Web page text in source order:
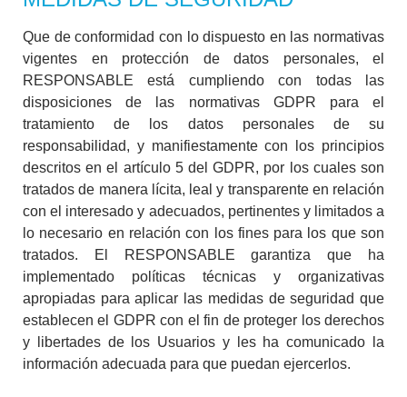
Que de conformidad con lo dispuesto en las normativas
vigentes en protección de datos personales, el
RESPONSABLE está cumpliendo con todas las
disposiciones de las normativas GDPR para el
tratamiento de los datos personales de su
responsabilidad, y manifiestamente con los principios
descritos en el artículo 5 del GDPR, por los cuales son
tratados de manera lícita, leal y transparente en relación
con el interesado y adecuados, pertinentes y limitados a
lo necesario en relación con los fines para los que son
tratados. El RESPONSABLE garantiza que ha
implementado políticas técnicas y organizativas
apropiadas para aplicar las medidas de seguridad que
establecen el GDPR con el fin de proteger los derechos
y libertades de los Usuarios y les ha comunicado la
información adecuada para que puedan ejercerlos.